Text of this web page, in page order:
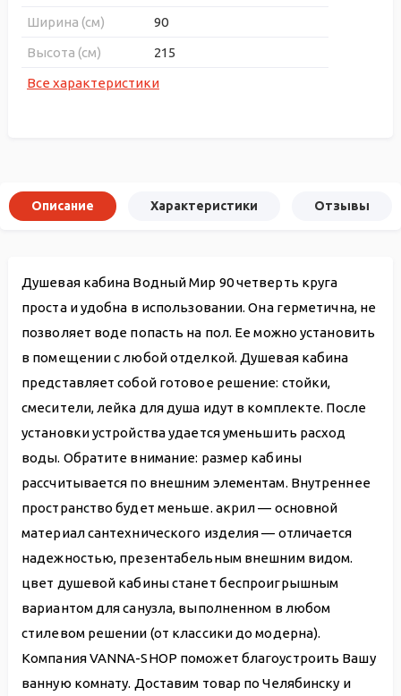
Ширина (см)
90
Высота (см)
215
Все характеристики
Описание Характеристики Отзывы
Душевая кабина Водный Мир 90 четверть круга
проста и удобна в использовании. Она герметична, не
позволяет воде попасть на пол. Ее можно установить
в помещении с любой отделкой. Душевая кабина
представляет собой готовое решение: стойки,
смесители, лейка для душа идут в комплекте. После
установки устройства удается уменьшить расход
воды. Обратите внимание: размер кабины
рассчитывается по внешним элементам. Внутреннее
пространство будет меньше. акрил — основной
материал сантехнического изделия — отличается
надежностью, презентабельным внешним видом.
цвет душевой кабины станет беспроигрышным
вариантом для санузла, выполненном в любом
стилевом решении (от классики до модерна).
Компания VANNA-SHOP поможет благоустроить Вашу
ванную комнату. Доставим товар по Челябинску и